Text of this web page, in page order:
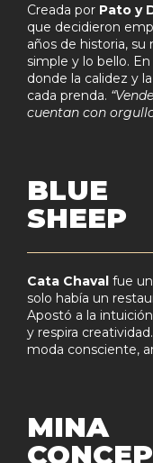
Creada por Pato y
que decidieron
años de historia, su
simple y lo bello.
donde la calidez y
cada prenda.
cuentan con
BLUE
SHEEP
Cata Chaval fue
solo había un
Apostó a la
y respira
moda consciente,
MINA